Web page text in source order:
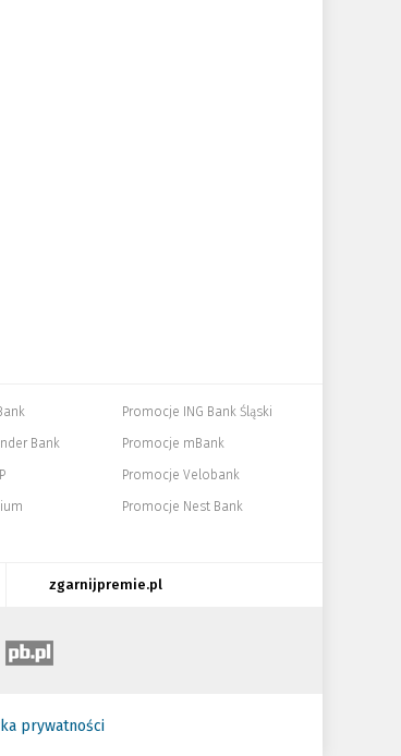
Bank
Promocje ING Bank Śląski
Promocje mBank
Promocje Velobank
Promocje Nest Bank
zgarnijpremie.pl
prywatności